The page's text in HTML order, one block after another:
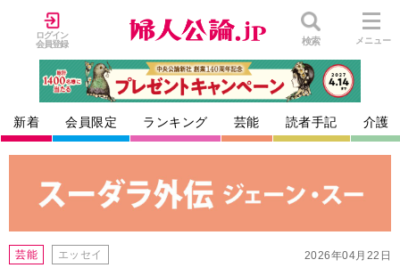
ログイン
会員登録
検索 メニュー
新着 会員限定 ランキング 芸能 読者手記 介護
2026年04月22日
芸能 エッセイ